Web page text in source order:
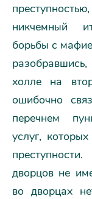
никчемный
борьбы с
холле на
ошибочно
перечнем
услуг,
дворцов не
во дворцах